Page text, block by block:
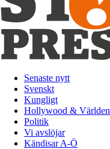
Senaste nytt
Svenskt
Kungligt
Hollywood & Världen
Politik
Vi avslöjar
Kändisar A-Ö